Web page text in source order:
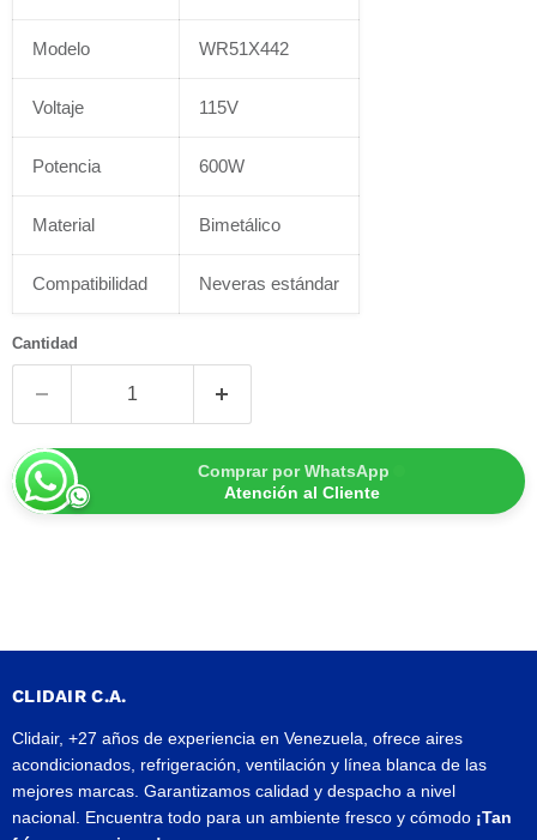
Modelo WR51X442
Voltaje 115V
Potencia 600W
Material Bimetálico
Compatibilidad Neveras estándar
Cantidad
Comprar por WhatsApp
Atención al Cliente
CLIDAIR C.A.
Clidair, +27 años de experiencia en Venezuela, ofrece aires
acondicionados, refrigeración, ventilación y línea blanca de las
mejores marcas. Garantizamos calidad y despacho a nivel
nacional. Encuentra todo para un ambiente fresco y cómodo ¡Tan